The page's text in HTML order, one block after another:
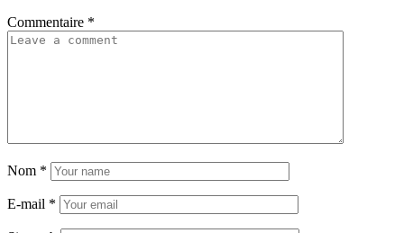
Commentaire *
Nom *
E-mail *